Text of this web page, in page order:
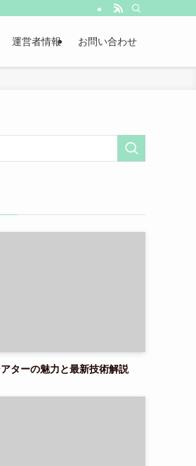
運営者情報 お問い合わせ
ターの魅力と最新技術解説